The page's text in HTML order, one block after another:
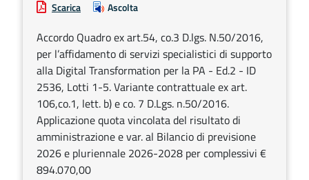
Scarica Ascolta
Accordo Quadro ex art.54, co.3 D.lgs. N.50/2016,
per l’affidamento di servizi specialistici di supporto
alla Digital Transformation per la PA - Ed.2 - ID
2536, Lotti 1-5. Variante contrattuale ex art.
106,co.1, lett. b) e co. 7 D.Lgs. n.50/2016.
Applicazione quota vincolata del risultato di
amministrazione e var. al Bilancio di previsione
2026 e pluriennale 2026-2028 per complessivi €
894.070,00